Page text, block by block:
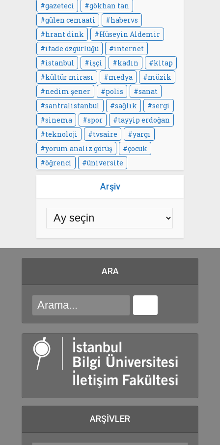
gazeteci
gökhan tan
gülen cemaati
habervs
hrant dink
Hüseyin Aldemir
ifade özgürlüğü
internet
istanbul
işçi kadın
kitap
kültür mirası
medya
müzik
nedim şener
polis
sanat
santralistanbul
sağlık
sergi
sinema
spor
tayyip erdoğan
teknoloji
tvsaire
yargı
yorum analiz görüş
çocuk
öğrenci
üniversite
Arşiv
ARA
ARŞIVLER